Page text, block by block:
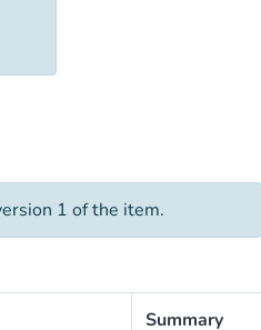
1 of the item.
Summary